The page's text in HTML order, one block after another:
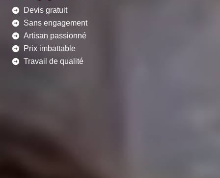
Devis gratuit
Sans engagement
Artisan passionné
Prix imbattable
Travail de qualité